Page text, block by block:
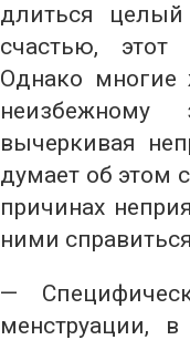
длиться
счастью,
Однако
вычеркивая
думает об этом
причинах
ними
—
менструации,